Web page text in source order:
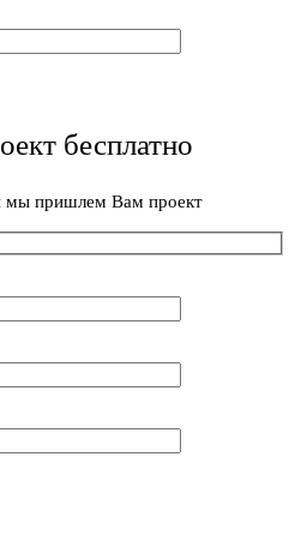
бесплатно
мы пришлем Вам проект